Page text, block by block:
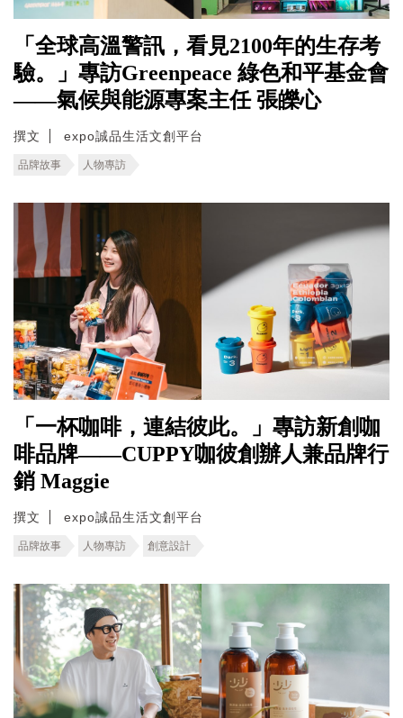
「全球高溫警訊，看見2100年的生存考
驗。」專訪Greenpeace 綠色和平基金會
——氣候與能源專案主任 張皪心
撰文 expo誠品生活文創平台
品牌故事 人物專訪
「一杯咖啡，連結彼此。」專訪新創咖
啡品牌——CUPPY咖彼創辦人兼品牌行
銷 Maggie
撰文 expo誠品生活文創平台
品牌故事 人物專訪 創意設計